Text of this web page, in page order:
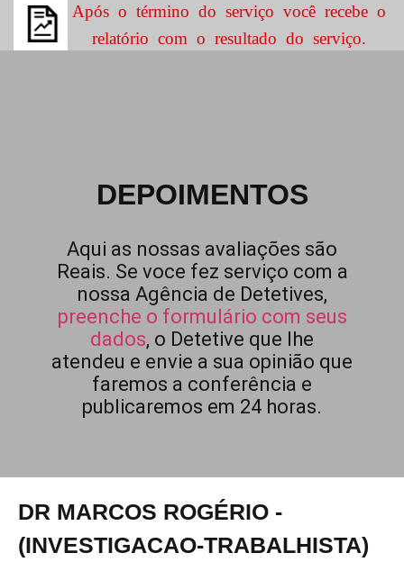
Após o término do serviço você recebe o
relatório com o resultado do serviço.
DEPOIMENTOS
Aqui as nossas avaliações são
Reais. Se voce fez serviço com a
nossa Agência de Detetives,
preenche o formulário com seus
dados, o Detetive que lhe
atendeu e envie a sua opinião que
faremos a conferência e
publicaremos em 24 horas.
DR MARCOS ROGÉRIO -
(INVESTIGACAO-TRABALHISTA)